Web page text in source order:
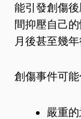
能引發創傷
間抑壓自己
月後甚至幾
創傷事件可能
嚴重